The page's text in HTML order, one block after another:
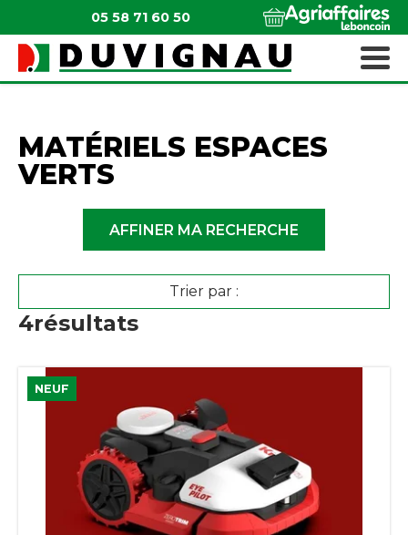
05 58 71 60 50
MATÉRIELS ESPACES
VERTS
4résultats
Trier par :
AFFINER MA RECHERCHE
NEUF